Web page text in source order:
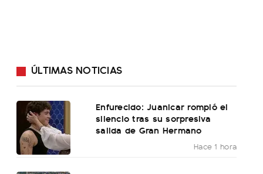
ÚLTIMAS NOTICIAS
Enfurecido: Juanicar rompió el
silencio tras su sorpresiva
salida de Gran Hermano
Hace 1 hora